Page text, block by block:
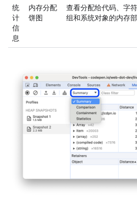
统
计
信
息
内存分配
饼图
查看分配给代码、字
组和系统对象的内存